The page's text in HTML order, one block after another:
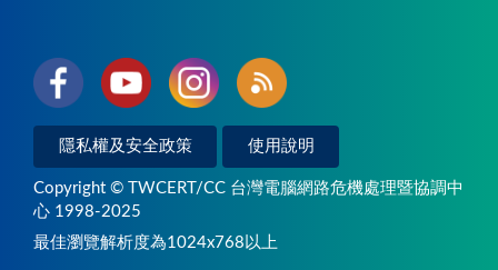
隱私權及安全政策 使用說明
Copyright © TWCERT/CC 台灣電腦網路危機處理暨協調中
心 1998-2025
最佳瀏覽解析度為1024x768以上